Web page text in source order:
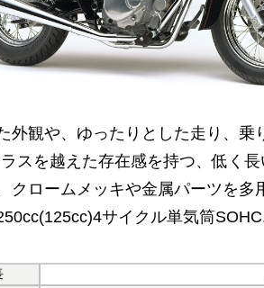
外観や、ゆったりとした走り、乗
スを越えた存在感を持つ、低く
クロームメッキや金属パーツを多
サイクル単気筒SOHC